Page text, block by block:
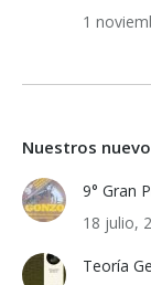
1
Nuestros
9° Gran
18 julio,
Teoría